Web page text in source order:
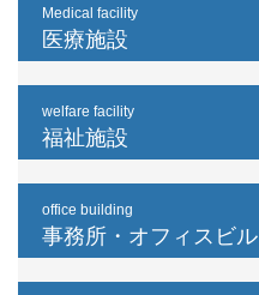
Medical facility
医療施設
welfare facility
福祉施設
office building
事務所・オフィスビル